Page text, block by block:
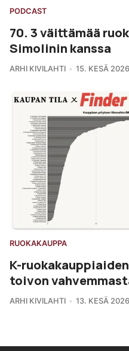
PODCAST
70. 3 väittämää
Simolinin kanssa
ARHI KIVILAHTI 15. KESÄ 2026
RUOKAKAUPPA
K-
toivon
ARHI KIVILAHTI 13. KESÄ 2026